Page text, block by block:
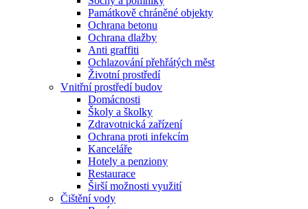
Památkově chráněné objekty
Ochrana betonu
Ochrana dlažby
Anti graffiti
Ochlazování přehřátých měst
Životní prostředí
Vnitřní prostředí budov
Domácnosti
Školy a školky
Zdravotnická zařízení
Ochrana proti infekcím
Kanceláře
Hotely a penziony
Restaurace
Širší možnosti využití
Čištění vody